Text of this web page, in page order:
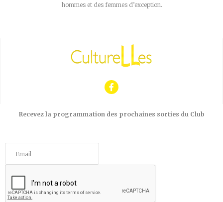
hommes et des femmes d’exception.
Recevez la programmation des prochaines sorties du Club